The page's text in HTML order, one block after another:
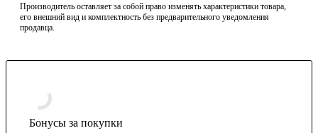
Производитель оставляет за собой право изменять характеристики товара,
его внешний вид и комплектность без предварительного уведомления
продавца.
Бонусы за покупки